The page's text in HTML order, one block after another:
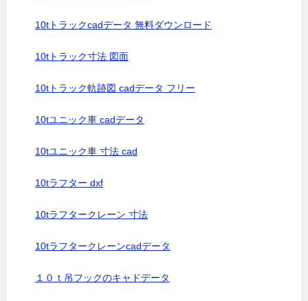
10tトラックcadデータ 無料ダウンロード
10tトラック寸法 図面
10tトラック軌跡図 cadデータ フリー
10tユニック車 cadデータ
10tユニック車 寸法 cad
10tラフター dxf
10tラフタークレーン 寸法
10tラフタークレーンcadデータ
１０ｔ吊フックのキャドデータ